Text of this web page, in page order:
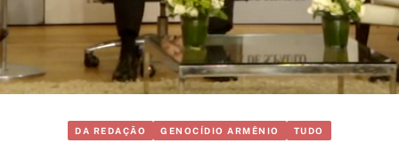
DA REDAÇÃO GENOCÍDIO ARMÊNIO TUDO